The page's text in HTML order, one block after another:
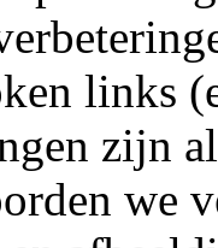
links
zijn
we